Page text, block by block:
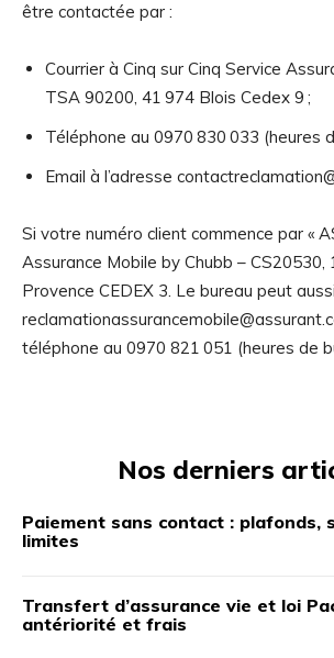
être contactée par :
Courrier à Cinq sur Cinq Service
TSA 90200, 41 974 Blois Cedex 9 ;
Téléphone au 0970 830 033 (heures
Email à l’adresse
Si votre numéro client commence par «
Assurance Mobile by Chubb – CS20530,
Provence CEDEX 3. Le bureau peut
téléphone au 0970 821 051 (heures de
Nos derniers
Paiement sans contact : plafonds,
limites
Transfert d’assurance vie et loi
antériorité et frais